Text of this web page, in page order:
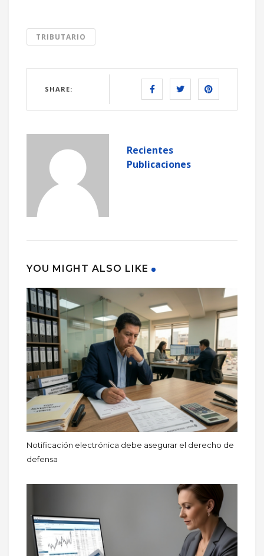
TRIBUTARIO
SHARE:
Recientes
Publicaciones
YOU MIGHT ALSO LIKE
Notificación electrónica debe asegurar el derecho de
defensa